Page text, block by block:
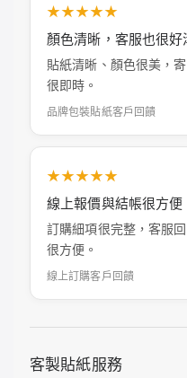
★★★★★
顏色清晰，客服也很好
貼紙清晰、顏色很美，
很即時。
品牌包裝貼紙客戶回饋
★★★★★
線上報價與結帳很方便
訂購細項很完整，客服
很方便。
線上訂購客戶回饋
客製貼紙服務